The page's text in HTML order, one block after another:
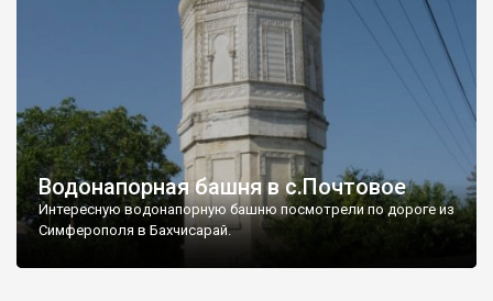
Водонапорная башня в с.Почтовое
Интересную водонапорную башню посмотрели по дороге из
Симферополя в Бахчисарай.